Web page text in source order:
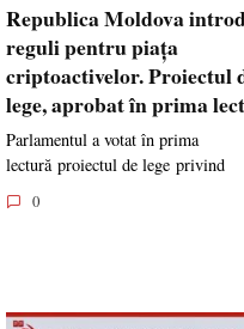
Republica Moldova
reguli pentru piața
criptoactivelor. Proiectul
lege, aprobat în prima
Parlamentul a votat în prima
lectură proiectul de lege privind
0